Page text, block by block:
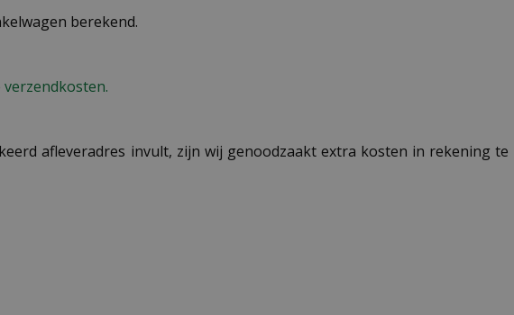
berekend.
afleveradres invult, zijn wij genoodzaakt extra kosten in rekening